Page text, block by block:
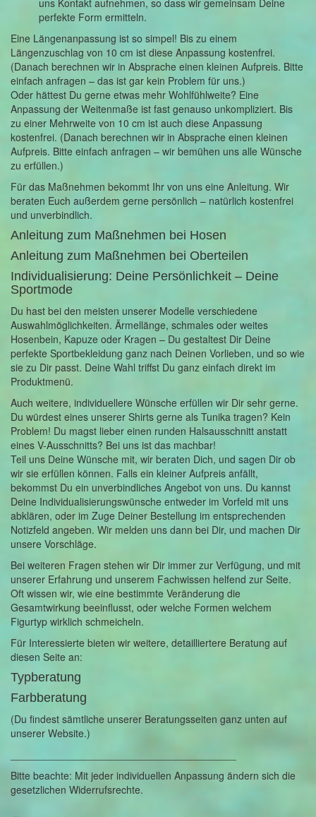
perfekte Form ermitteln.
Eine Längenanpassung ist so simpel! Bis zu einem
Längenzuschlag von 10 cm ist diese Anpassung kostenfrei.
(Danach berechnen wir in Absprache einen kleinen Aufpreis. Bitte
einfach anfragen – das ist gar kein Problem für uns.)
Oder hättest Du gerne etwas mehr Wohlfühlweite? Eine
Anpassung der Weitenmaße ist fast genauso unkompliziert. Bis
zu einer Mehrweite von 10 cm ist auch diese Anpassung
kostenfrei. (Danach berechnen wir in Absprache einen kleinen
Aufpreis. Bitte einfach anfragen – wir bemühen uns alle Wünsche
zu erfüllen.)
Für das Maßnehmen bekommt Ihr von uns eine Anleitung. Wir
beraten Euch außerdem gerne persönlich – natürlich kostenfrei
und unverbindlich.
Anleitung zum Maßnehmen bei Hosen
Anleitung zum Maßnehmen bei Oberteilen
Individualisierung: Deine Persönlichkeit – Deine
Sportmode
Du hast bei den meisten unserer Modelle verschiedene
Auswahlmöglichkeiten. Ärmellänge, schmales oder weites
Hosenbein, Kapuze oder Kragen – Du gestaltest Dir Deine
perfekte Sportbekleidung ganz nach Deinen Vorlieben, und so wie
sie zu Dir passt. Deine Wahl triffst Du ganz einfach direkt im
Produktmenü.
Auch weitere, individuellere Wünsche erfüllen wir Dir sehr gerne.
Du würdest eines unserer Shirts gerne als Tunika tragen? Kein
Problem! Du magst lieber einen runden Halsausschnitt anstatt
eines V-Ausschnitts? Bei uns ist das machbar!
Teil uns Deine Wünsche mit, wir beraten Dich, und sagen Dir ob
wir sie erfüllen können. Falls ein kleiner Aufpreis anfällt,
bekommst Du ein unverbindliches Angebot von uns. Du kannst
Deine Individualisierungswünsche entweder im Vorfeld mit uns
abklären, oder im Zuge Deiner Bestellung im entsprechenden
Notizfeld angeben. Wir melden uns dann bei Dir, und machen Dir
unsere Vorschläge.
Bei weiteren Fragen stehen wir Dir immer zur Verfügung, und mit
unserer Erfahrung und unserem Fachwissen helfend zur Seite.
Oft wissen wir, wie eine bestimmte Veränderung die
Gesamtwirkung beeinflusst, oder welche Formen welchem
Figurtyp wirklich schmeicheln.
Für Interessierte bieten wir weitere, detailliertere Beratung auf
diesen Seite an:
Typberatung
Farbberatung
(Du findest sämtliche unserer Beratungsseiten ganz unten auf
unserer Website.)
Bitte beachte: Mit jeder individuellen Anpassung ändern sich die
gesetzlichen Widerrufsrechte.